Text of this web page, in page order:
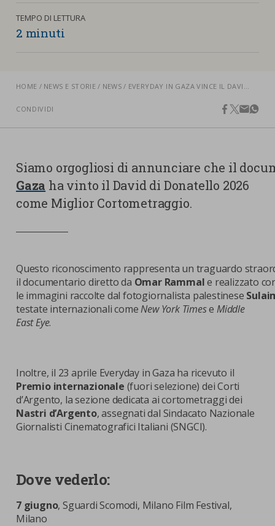
PARTECIPA
CARRELLO
Cookie di marketing
HOME NEWS E STORIE NEWS EVERYDAY IN GAZA VINCE IL DAVID DI DONATELLO: IL DOCUMENTARIO ARRIVA NELLE SALE ITALIANE
CONDIVIDI facebook
twitter
email
TEMPO DI LETTURA
2 minuti
Siamo orgogliosi di annunciare che il
Gaza ha vinto il David di Donatello 2026
come Miglior Cortometraggio.
Questo riconoscimento rappresenta un traguardo
il documentario diretto da Omar Rammale realizzato
le immagini raccolte dal fotogiornalista palestinese
testate internazionali comeNew York TimeseMiddle
East Eye.
Inoltre, il 23 aprile Everyday in Gaza ha ricevuto il
Premio internazionale (fuori selezione) dei Corti
d’Argento, la sezione dedicata ai cortometraggi dei
Nastri d’Argento, assegnati dal Sindacato Nazionale
Giornalisti Cinematografici Italiani (SNGCI).
Dove vederlo:
7 giugno, Sguardi Scomodi, Milano Film Festival,
Milano